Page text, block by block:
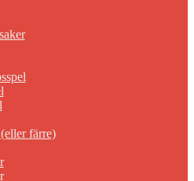
färre)